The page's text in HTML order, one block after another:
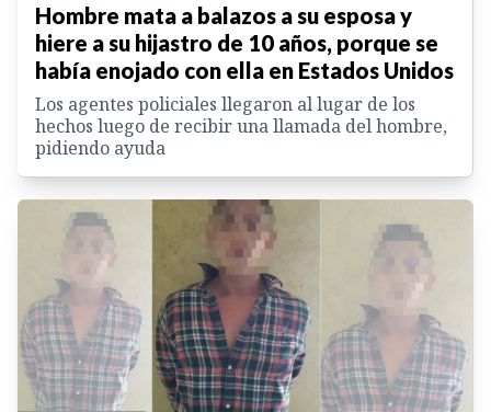
Hombre mata a balazos a su esposa y
hiere a su hijastro de 10 años, porque se
había enojado con ella en Estados Unidos
Los agentes policiales llegaron al lugar de los
hechos luego de recibir una llamada del hombre,
pidiendo ayuda